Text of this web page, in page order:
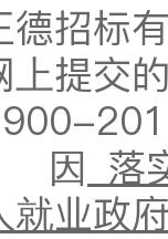
德招标
上提交
因 落
就业政